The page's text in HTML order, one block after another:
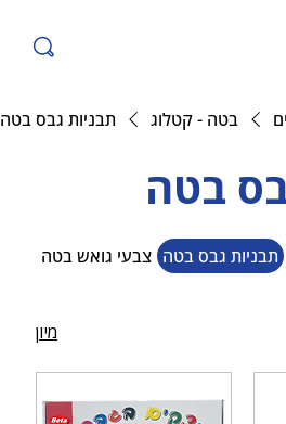
בטה - קטלוג תבניות גבס בטה
בטה
תבניות גבס בטה צבעי גואש בטה
מיון